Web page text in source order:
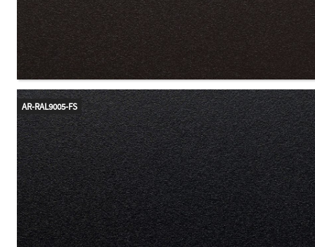
AR-RAL9005-FS